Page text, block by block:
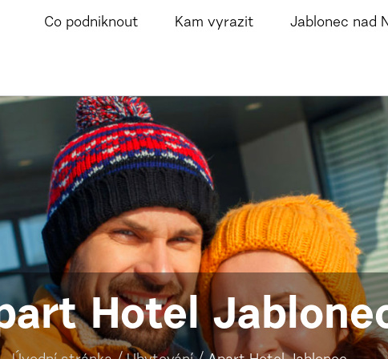
Co podniknout Kam vyrazit Jablonec nad
Hotel